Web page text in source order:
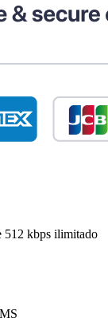
512 kbps ilimitado